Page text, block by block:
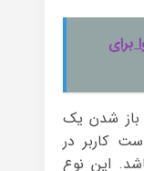
برای
باز شدن یک
کاربر در
این نوع